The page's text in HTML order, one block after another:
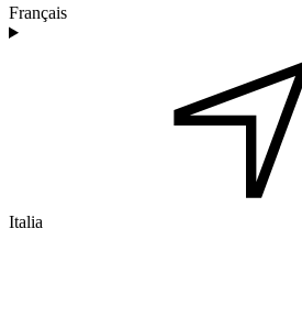
Français
Italia